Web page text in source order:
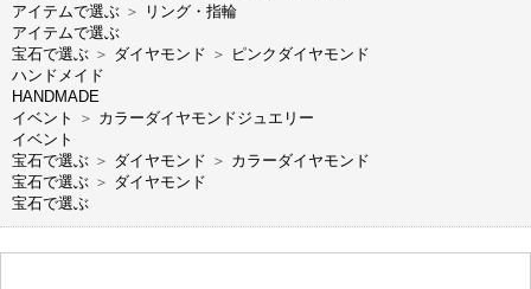
アイテムで選ぶ ＞
リング・指輪
アイテムで選ぶ
宝石で選ぶ ＞ ダイヤモンド ＞ ピンクダイヤモンド
ハンドメイド
HANDMADE
イベント
＞ カラーダイヤモンドジュエリー
イベント
宝石で選ぶ ＞ ダイヤモンド ＞ カラーダイヤモンド
宝石で選ぶ ＞ ダイヤモンド
宝石で選ぶ